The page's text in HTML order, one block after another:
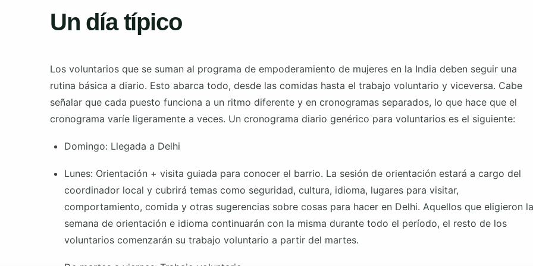
Un día típico
Los voluntarios que se suman al programa de empoderamiento de mujeres en la India deben seguir una
rutina básica a diario. Esto abarca todo, desde las comidas hasta el trabajo voluntario y viceversa. Cabe
señalar que cada puesto funciona a un ritmo diferente y en cronogramas separados, lo que hace que el
cronograma varíe ligeramente a veces. Un cronograma diario genérico para voluntarios es el siguiente:
Domingo: Llegada a Delhi
Lunes: Orientación + visita guiada para conocer el barrio. La sesión de orientación estará a cargo del
coordinador local y cubrirá temas como seguridad, cultura, idioma, lugares para visitar,
comportamiento, comida y otras sugerencias sobre cosas para hacer en Delhi. Aquellos que eligieron la
semana de orientación e idioma continuarán con la misma durante todo el período, el resto de los
voluntarios comenzarán su trabajo voluntario a partir del martes.